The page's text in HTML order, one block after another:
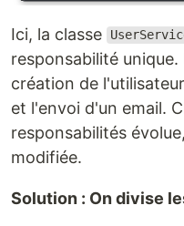
Ici, la classe
responsabilité unique.
création de
et l'envoi d'un email.
responsabilités
modifiée.
Solution : On divise